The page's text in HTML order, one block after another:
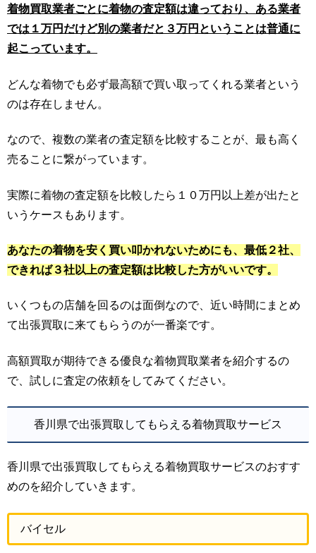
着物買取業者ごとに着物の査定額は違っており、ある業者
では１万円だけど別の業者だと３万円ということは普通に
起こっています。
どんな着物でも必ず最高額で買い取ってくれる業者という
のは存在しません。
なので、複数の業者の査定額を比較することが、最も高く
売ることに繋がっています。
実際に着物の査定額を比較したら１０万円以上差が出たと
いうケースもあります。
あなたの着物を安く買い叩かれないためにも、最低２社、
できれば３社以上の査定額は比較した方がいいです。
いくつもの店舗を回るのは面倒なので、近い時間にまとめ
て出張買取に来てもらうのが一番楽です。
高額買取が期待できる優良な着物買取業者を紹介するの
で、試しに査定の依頼をしてみてください。
香川県で出張買取してもらえる着物買取サービス
香川県で出張買取してもらえる着物買取サービスのおすす
めのを紹介していきます。
バイセル